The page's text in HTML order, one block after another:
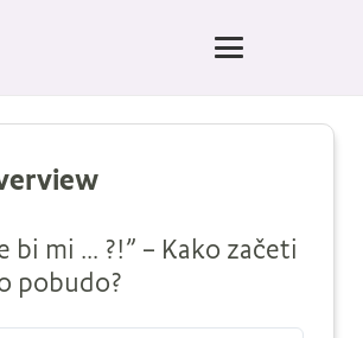
bi mi … ?!” – Kako začeti
pobudo?